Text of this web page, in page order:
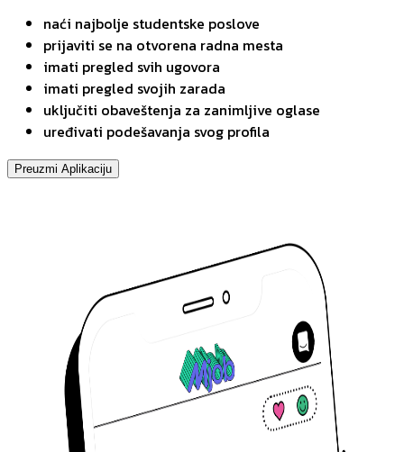
naći najbolje studentske poslove
prijaviti se na otvorena radna mesta
imati pregled svih ugovora
imati pregled svojih zarada
uključiti obaveštenja za zanimljive oglase
uređivati podešavanja svog profila
Preuzmi Aplikaciju